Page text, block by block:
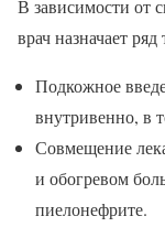
В зависимости от
врач назначает
Подкожное
внутривенно, в
Совмещение
и обогревом
пиелонефрите.